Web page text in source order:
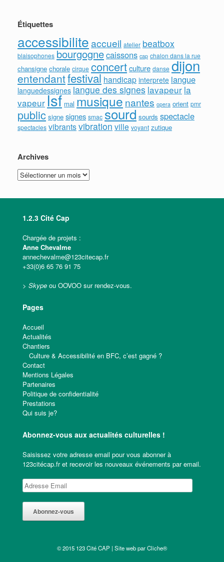
Étiquettes
accessibiliteaccueil atelier beatbox
blaisophones bourgognecaissons cap chalon dans la rue
chansigne chorale cirque concertculture danse dijon
entendantfestival handicap interprete langue
languedessignes langue des signes lavapeur la
vapeurlsf mal musique nantes opera orient pmr
public signe signes smac sourd sourds spectacle
spectacles vibrantsvibration ville voyant zutique
Archives
Archives
1.2.3 Cité Cap
Chargée de projets :
Anne Chevalme
annechevalme@123citecap.fr
+33(0)6 65 76 91 75
> Skype ou OOVOO sur rendez-vous.
Pages
Accueil
Actualités
Chantiers
Culture & Accessibilité en BFC, c’est gagné ?
Contact
Mentions Légales
Partenaires
Politique de confidentialité
Prestations
Qui suis je?
Abonnez-vous aux actualités culturelles !
Saisissez votre adresse email pour vous abonner à
123citécap.fr et recevoir les nouveaux événements par email.
A
d
r
s
© 2015 123 Cité CAP | Site web parCliche®